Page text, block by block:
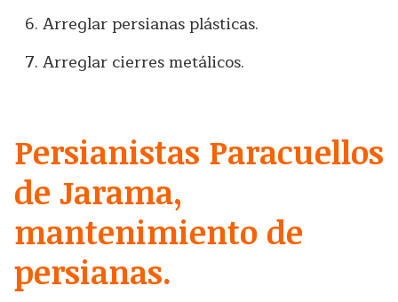
Arreglar persianas plásticas.
Arreglar cierres metálicos.
Persianistas Paracuellos
de Jarama,
mantenimiento de
persianas.